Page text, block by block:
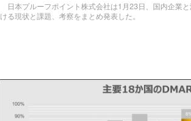
日本プルーフポイント株式会社は1月23日、国内企業
ける現状と課題、考察をまとめ発表した。